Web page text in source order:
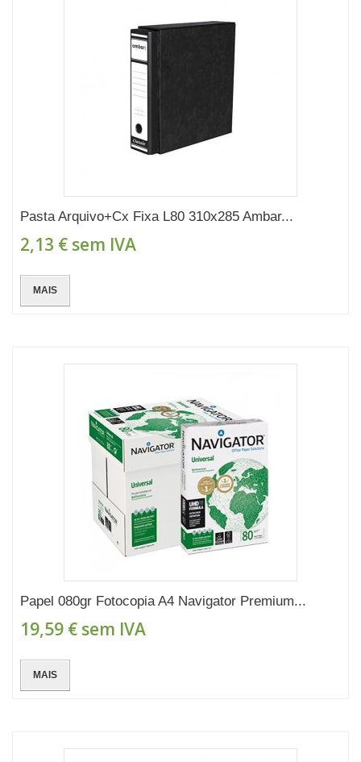
Pasta Arquivo+Cx Fixa L80 310x285 Ambar...
2,13 € sem IVA
MAIS
Papel 080gr Fotocopia A4 Navigator Premium...
19,59 € sem IVA
MAIS